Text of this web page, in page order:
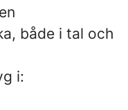
både i tal och
i: